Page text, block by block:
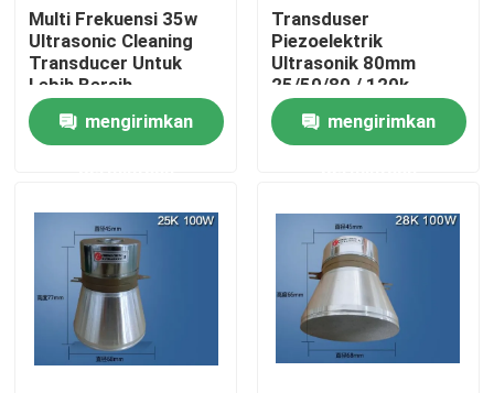
Kontrol kualitas
Hubungi kami
Ultrasonic Transducer pembersihan
Tinggi daya Ultrasonic Transducer
Multi Frekuensi 35w
Ultrasonic Cleaning
Transducer Untuk
Lebih Bersih
mengirimkan
Transduser
Piezoelektrik
Ultrasonik 80mm
25/50/80 / 120k
Empat Frekuensi
mengirimkan